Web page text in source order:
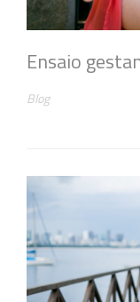
Ensaio
Blog